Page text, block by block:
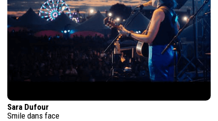
Sara Dufour
Smile dans face